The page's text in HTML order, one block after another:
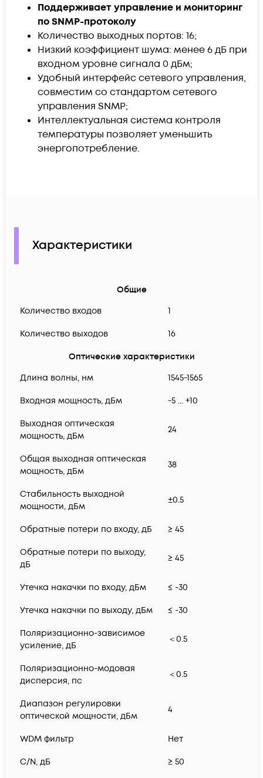
Поддерживает управление и мониторинг
по SNMP-протоколу
Количество выходных портов: 16;
Низкий коэффициент шума: менее 6 дБ при
входном уровне сигнала 0 дБм;
Удобный интерфейс сетевого управления,
совместим со стандартом сетевого
управления SNMP;
Интеллектуальная система контроля
температуры позволяет уменьшить
энергопотребление.
Характеристики
Общие
Количество входов
1
Количество выходов 16
Оптические характеристики
Длина волны, нм
1545-1565
Входная мощность, дБм -5 ... +10
Выходная оптическая
мощность, дБм
24
Общая выходная оптическая
мощность, дБм
38
Стабильность выходной
мощности, дБм
±0.5
Обратные потери по входу, дБ ≥ 45
Обратные потери по выходу,
дБ
≥ 45
Утечка накачки по входу, дБм ≤ -30
Утечка накачки по выходу, дБм ≤ -30
Поляризационно-зависимое
усиление, дБ
＜0.5
Поляризационно-модовая
дисперсия, пс
＜0.5
Диапазон регулировки
оптической мощности, дБм
4
WDM фильтр Нет
C/N, дБ ≥ 50